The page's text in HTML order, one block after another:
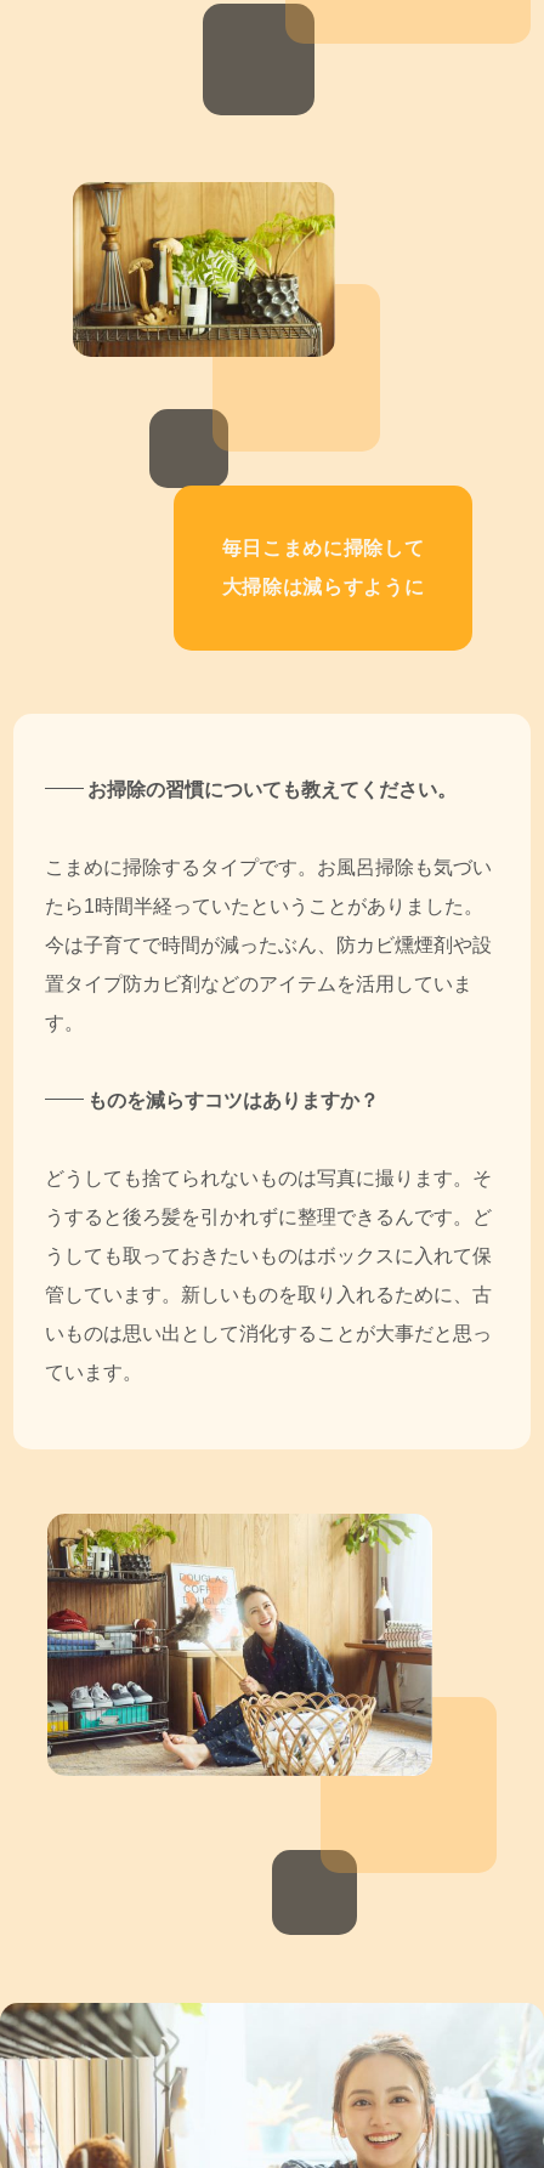
毎日こまめに掃除して
大掃除は減らすように
お掃除の習慣についても教えてください。
こまめに掃除するタイプです。お風呂掃除も気づい
たら1時間半経っていたということがありました。
今は子育てで時間が減ったぶん、防カビ燻煙剤や設
置タイプ防カビ剤などのアイテムを活用していま
す。
ものを減らすコツはありますか？
どうしても捨てられないものは写真に撮ります。そ
うすると後ろ髪を引かれずに整理できるんです。ど
うしても取っておきたいものはボックスに入れて保
管しています。新しいものを取り入れるために、古
いものは思い出として消化することが大事だと思っ
ています。